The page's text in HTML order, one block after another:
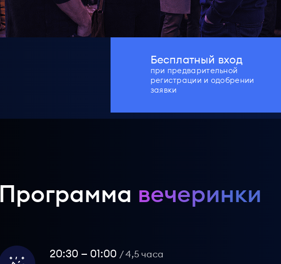
Бесплатный вход
при предварительной
регистрации и одобрении
заявки
Программа вечеринки
20:30 — 01:00 / 4,5 часа